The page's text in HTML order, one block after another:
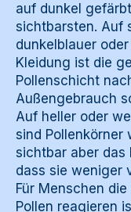
auf dunkel
sichtbarsten. Auf
dunkelblauer
Kleidung ist die
Pollenschicht
Außengebrauch
Auf heller oder
sind Pollenkörner
sichtbar aber
dass sie weniger
Für Menschen
Pollen reagieren